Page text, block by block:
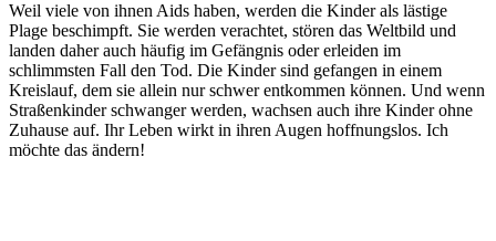
Weil viele von ihnen Aids haben, werden die Kinder als lästige
Plage beschimpft. Sie werden verachtet, stören das Weltbild und
landen daher auch häufig im Gefängnis oder erleiden im
schlimmsten Fall den Tod. Die Kinder sind gefangen in einem
Kreislauf, dem sie allein nur schwer entkommen können. Und wenn
Straßenkinder schwanger werden, wachsen auch ihre Kinder ohne
Zuhause auf. Ihr Leben wirkt in ihren Augen hoffnungslos. Ich
möchte das ändern!